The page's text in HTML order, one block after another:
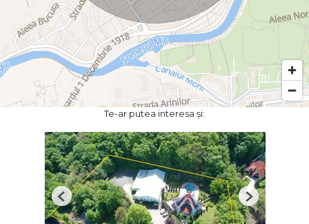
Te-ar putea interesa și:
Previous Next